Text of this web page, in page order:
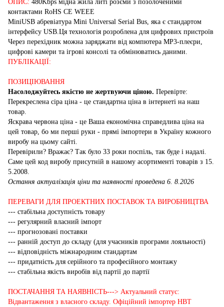
ОПИС: 480Kbps мідна жила литі розєми з позолоченими
контактами RoHS CE WEEE
MiniUSB абревіатура Mini Universal Serial Bus, яка є стандартом
інтерфейсу USB.Ця технологія розроблена для цифрових пристроїв
Через перехідник можна заряджати від компютера MP3-плеєри,
цифрові камери та ігрові консолі та обмінюватись даними.
ПУБЛІКАЦІЇ:
ПОЗИЦІЮВАННЯ
Насолоджуйтесь якістю не жертвуючи ціною. Перевірте:
Перекреслена сіра ціна - це стандартна ціна в інтернеті на наш
товар.
Яскрава червона ціна - це Ваша економічна справедлива ціна на
цей товар, бо ми перші руки - прямі імпортери в Україну кожного
виробу на цьому сайті.
Перевірили? Вражає? Так було 33 роки поспіль, так буде і надалі.
Саме цей код виробу присутній в нашому асортименті товарів з 15.
5.2008.
Остання актуалізація ціни та наявності проведена 6. 8.2026
ПЕРЕВАГИ ДЛЯ ПРОЕКТНИХ ПОСТАВОК ТА ВИРОБНИЦТВА
--- стабільна доступність товару
--- регулярний власний імпорт
--- прогнозовані поставки
--- ранній доступ до складу (для учасників програми лояльності)
--- відповідність міжнародним стандартам
--- придатність для серійного та професійного монтажу
--- стабільна якість виробів від партії до партії
ПОСТАЧАННЯ ТА НАЯВНІСТЬ---> Актуальний статус:
Відвантаження з власного складу. Офіційний імпортер НВТ